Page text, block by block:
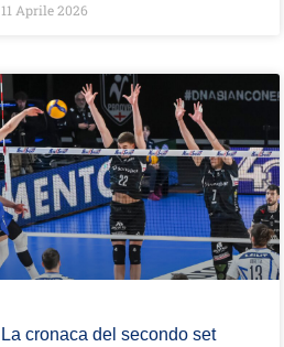
11 Aprile 2026
La cronaca del secondo set